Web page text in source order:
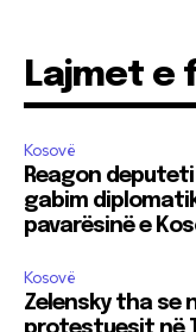
Lajmet e
Kosovë
Reagon
gabim
pavarësinë e
Kosovë
Zelensky tha se